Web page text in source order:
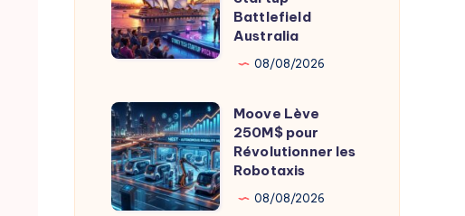
Startups
qui
Brillent
Startup
Battlefield
Australia
Battlefield
Australia
08/08/2026
Moove
Lève
250M$
pour
Moove Lève
250M$ pour
Révolutionner les
Robotaxis
08/08/2026